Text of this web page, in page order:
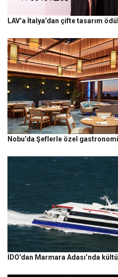
LAV’a İtalya’dan çifte tasarım
Nobu’da Şeflerle özel
İDO’dan Marmara Adası’nda